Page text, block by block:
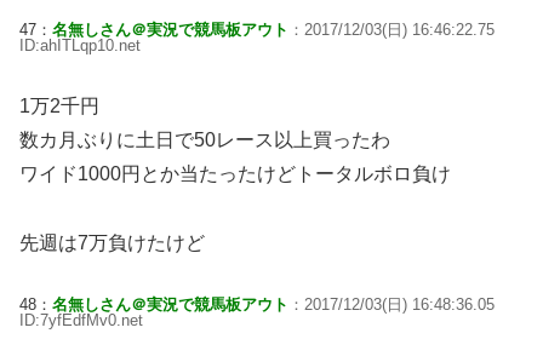
47： 名無しさん＠実況で競馬板アウト ：2017/12/03(日) 16:46:22.75
ID:ahITLqp10.net
1万2千円
数カ月ぶりに土日で50レース以上買ったわ
ワイド1000円とか当たったけどトータルボロ負け
先週は7万負けたけど
48： 名無しさん＠実況で競馬板アウト ：2017/12/03(日) 16:48:36.05
ID:7yfEdfMv0.net